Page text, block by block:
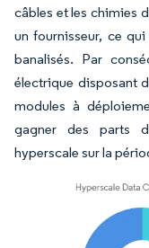
câbles et les chimies
un fournisseur, ce
banalisés. Par
électrique disposant
modules à
gagner des parts
hyperscale sur la